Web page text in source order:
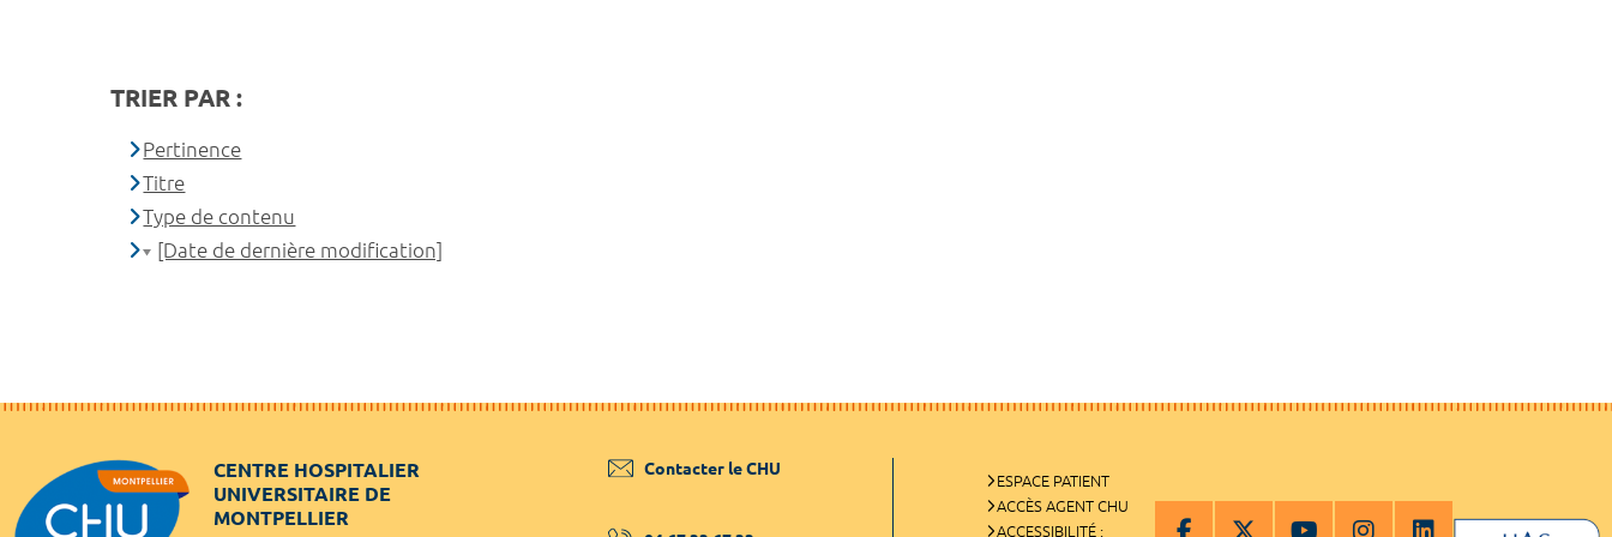
TRIER PAR :
Pertinence
Titre
Type de contenu
[Date de dernière modification]
CENTRE HOSPITALIER
UNIVERSITAIRE DE
MONTPELLIER
Contacter le CHU
ESPACE PATIENT
ACCÈS AGENT CHU
ACCESSIBILITÉ :